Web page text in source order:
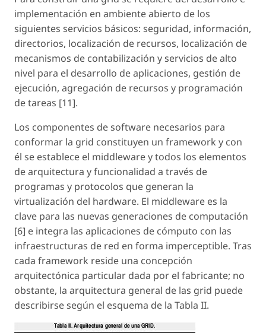
implementación en ambiente abierto de los
siguientes servicios básicos: seguridad, información,
directorios, localización de recursos, localización de
mecanismos de contabilización y servicios de alto
nivel para el desarrollo de aplicaciones, gestión de
ejecución, agregación de recursos y programación
de tareas [11].
Los componentes de software necesarios para
conformar la grid constituyen un framework y con
él se establece el middleware y todos los elementos
de arquitectura y funcionalidad a través de
programas y protocolos que generan la
virtualización del hardware. El middleware es la
clave para las nuevas generaciones de computación
[6] e integra las aplicaciones de cómputo con las
infraestructuras de red en forma imperceptible. Tras
cada framework reside una concepción
arquitectónica particular dada por el fabricante; no
obstante, la arquitectura general de las grid puede
describirse según el esquema de la Tabla II.